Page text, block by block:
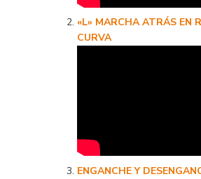
«L» MARCHA ATRÁS EN
CURVA
ENGANCHE Y